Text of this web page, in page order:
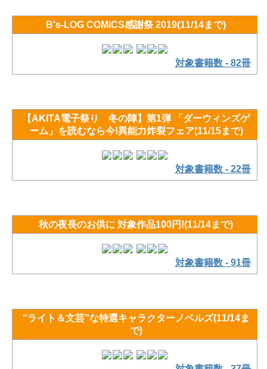
B's-LOG COMICS感謝祭 2019(11/14まで)
対象書籍数 - 82冊
【AKITA電子祭り 冬の陣】第1弾 「ダーウィンズゲ
ーム」を読むなら今!異能力炸裂フェア(11/15まで)
対象書籍数 - 22冊
秋の夜長のお供に 対象作品100円!(11/14まで)
対象書籍数 - 91冊
“ライト＆文芸”な特選キャラクターノベルズ(11/14ま
で)